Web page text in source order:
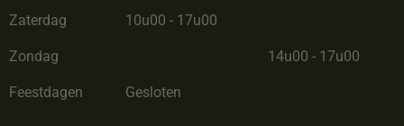
Zaterdag 10u00 - 17u00
Zondag 14u00 - 17u00
Feestdagen Gesloten